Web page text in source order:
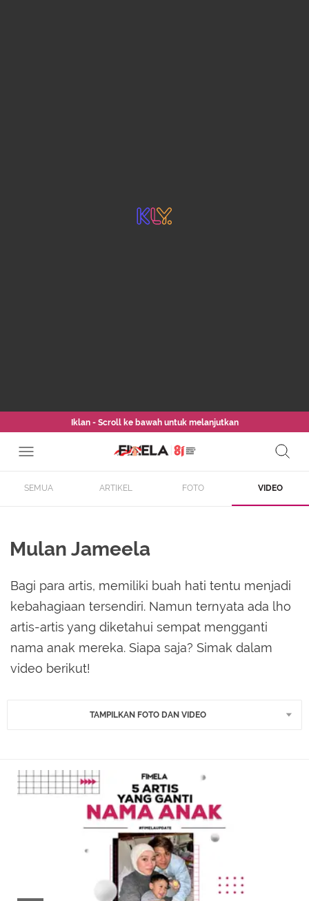
Iklan - Scroll ke bawah untuk melanjutkan
SEMUA ARTIKEL FOTO VIDEO
Mulan Jameela
Bagi para artis, memiliki buah hati tentu menjadi
kebahagiaan tersendiri. Namun ternyata ada lho
artis-artis yang diketahui sempat mengganti
nama anak mereka. Siapa saja? Simak dalam
video berikut!
TAMPILKAN FOTO DAN VIDEO